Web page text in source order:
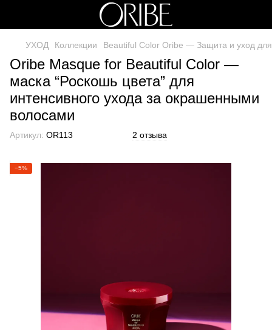
УХОД Коллекции Beautiful Color Oribe — Защита и уход
Oribe Masque for Beautiful Color —
маска “Роскошь цвета” для
интенсивного ухода за окрашенными
волосами
Артикул: OR113 2 отзыва
−5%